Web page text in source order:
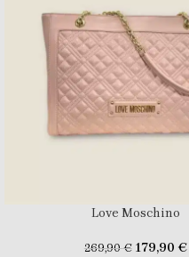
Love Moschino
269,90€ 179,90 €